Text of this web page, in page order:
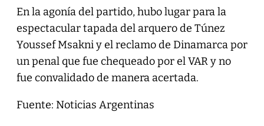
En la agonía del partido, hubo lugar para la
espectacular tapada del arquero de Túnez
Youssef Msakni y el reclamo de Dinamarca por
un penal que fue chequeado por el VAR y no
fue convalidado de manera acertada.
Fuente: Noticias Argentinas